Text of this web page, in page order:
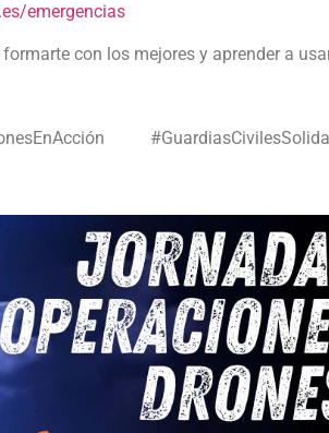
emergencias
con los mejores y aprender a